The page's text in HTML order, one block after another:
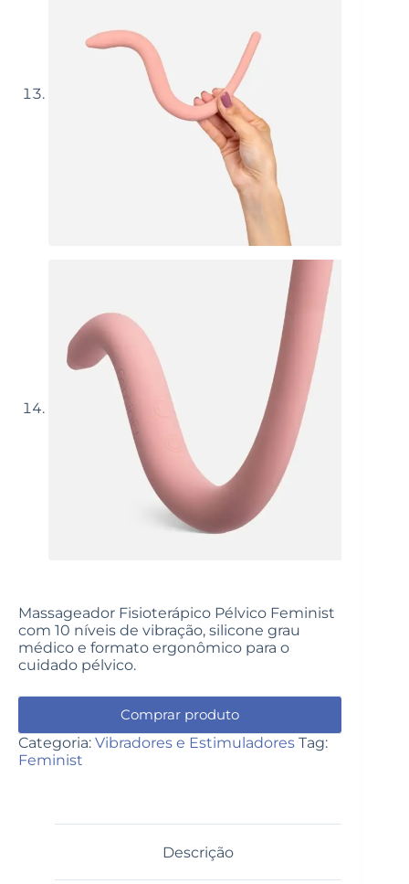
Massageador Fisioterápico Pélvico Feminist
com 10 níveis de vibração, silicone grau
médico e formato ergonômico para o
cuidado pélvico.
Comprar produto
Categoria: Vibradores e Estimuladores Tag:
Feminist
Descrição